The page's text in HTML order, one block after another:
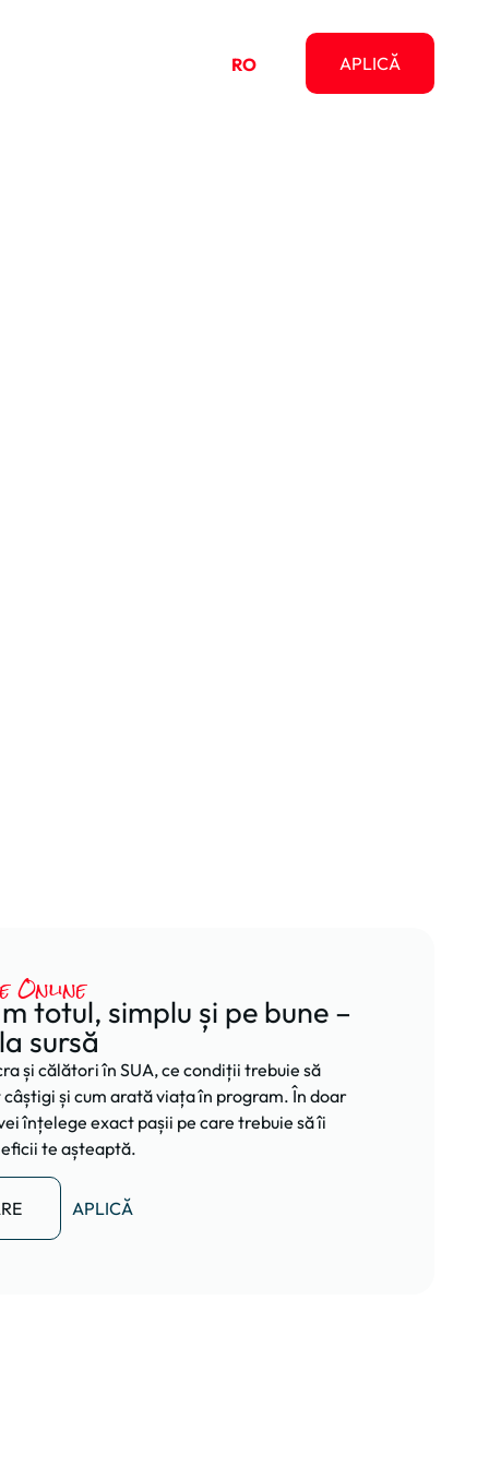
RO APLICĂ
Online
totul, simplu și pe bune –
sursă
și călători în SUA, ce condiții trebuie să
și cum arată viața în program. În doar
înțelege exact pașii pe care trebuie să îi
te așteaptă.
APLICĂ